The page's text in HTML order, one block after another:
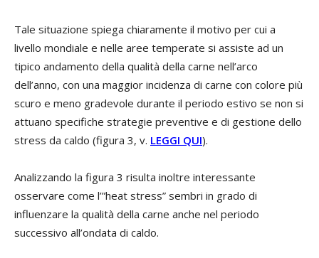
Tale situazione spiega chiaramente il motivo per cui a
livello mondiale e nelle aree temperate si assiste ad un
tipico andamento della qualità della carne nell’arco
dell’anno, con una maggior incidenza di carne con colore più
scuro e meno gradevole durante il periodo estivo se non si
attuano specifiche strategie preventive e di gestione dello
stress da caldo (figura 3, v. LEGGI QUI).
Analizzando la figura 3 risulta inoltre interessante
osservare come l’”heat stress” sembri in grado di
influenzare la qualità della carne anche nel periodo
successivo all’ondata di caldo.